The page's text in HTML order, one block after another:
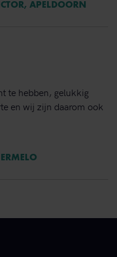
APELDOORN
te hebben, gelukkig
en wij zijn daarom ook